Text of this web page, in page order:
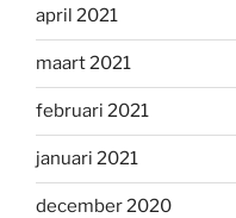
april 2021
maart 2021
februari 2021
januari 2021
december 2020